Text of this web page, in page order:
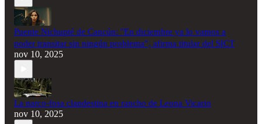
Puente Nichupté de Cancún: "En diciembre ya lo vamos a
poder transitar sin ningún problema”, afirma titular del SICT
nov 10, 2025
La narco-fosa clandestina en rancho de Leona Vicario
nov 10, 2025